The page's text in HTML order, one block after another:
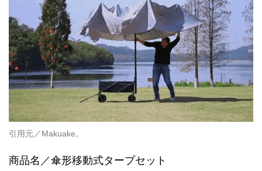
引用元／Makuake。
商品名／傘形移動式タープセット